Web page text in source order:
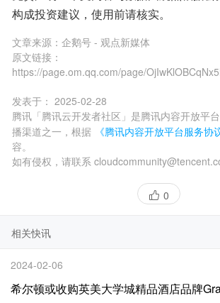
构成投资建议，使用前请核实。
文章来源： 企鹅号 - 观点新媒体
原文链接：
https://page.om.qq.com/page/
发表于： 2025-02-28
腾讯「腾讯云开发者社区」是腾讯内容开放平
播渠道之一，根据
《腾讯内容开放平台服务协
容。
如有侵权，请联系
0
相关快讯
2024-02-06
希尔顿或收购英美大学城精品酒店品牌